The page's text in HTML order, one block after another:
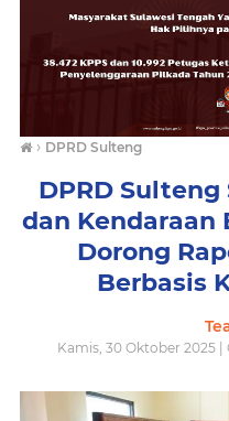
› DPRD Sulteng
DPRD
dan Kendaraan
Dorong
Berbasis
Kamis, 30 Oktober 2025 |